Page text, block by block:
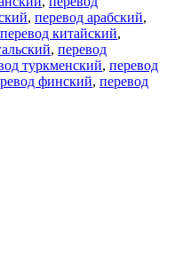
, перевод арабский,
перевод китайский,
, перевод
туркменский, перевод
финский, перевод